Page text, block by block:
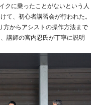
クに乗ったことがないという人
て、初心者講習会が行われた。
方からアシストの操作方法まで
講師の宮内忍氏が丁寧に説明